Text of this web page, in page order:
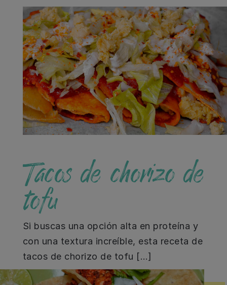
Tacos de chorizo de
tofu
Si buscas una opción alta en proteína y
con una textura increíble, esta receta de
tacos de chorizo de tofu […]